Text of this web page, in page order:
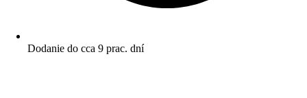
Dodanie do cca 9 prac. dní